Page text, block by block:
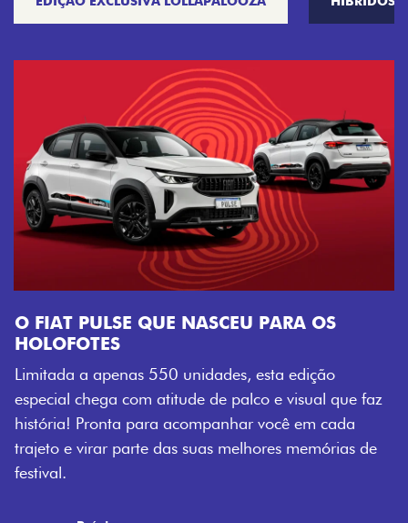
OS
edição
visual que faz
em cada
memórias de